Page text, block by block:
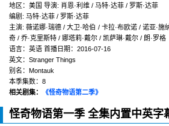
地区：美国 导演: 肖恩·利维 / 马特·达菲 / 罗斯·达菲
编剧: 马特·达菲 / 罗斯·达菲
主演: 薇诺娜·瑞德 / 大卫·哈伯 / 卡拉·布欧诺 / 诺亚·施
奇 / 乔·克里斯特 / 娜塔莉·戴尔 / 凯萨琳·戴尔 / 朗·罗格
语言：英语 首播日期：2016-07-16
英文：Stranger Things
别名：Montauk
本季集数：8
相关剧集：
《怪奇物语第二季》
怪奇物语第一季 全集内置中英字